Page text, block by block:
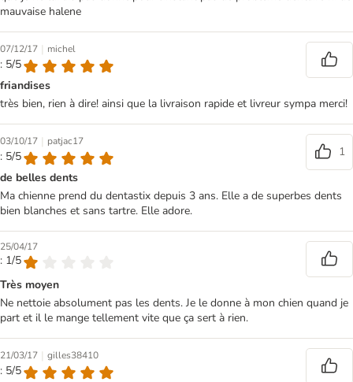
mauvaise halene
07/12/17 | michel
: 5/5
friandises
très bien, rien à dire! ainsi que la livraison rapide et livreur sympa merci!
03/10/17 | patjac17
: 5/5
1
de belles dents
Ma chienne prend du dentastix depuis 3 ans. Elle a de superbes dents
bien blanches et sans tartre. Elle adore.
25/04/17
: 1/5
Très moyen
Ne nettoie absolument pas les dents. Je le donne à mon chien quand je
part et il le mange tellement vite que ça sert à rien.
21/03/17 | gilles38410
: 5/5